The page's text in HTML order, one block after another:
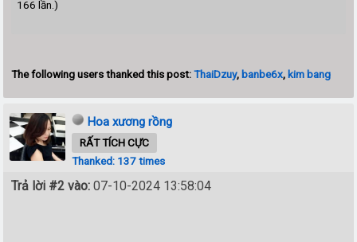
166 lần.)
The following users thanked this post:ThaiDzuy, banbe6x, kim bang
Hoa xương rồng
RẤT TÍCH CỰC
Thanked: 137 times
Trả lời #2 vào: 07-10-2024 13:58:04